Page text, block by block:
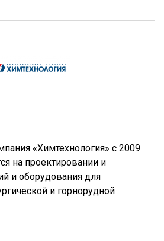
«Химтехнология» с 2009
на проектировании и
и оборудования для
и горнорудной